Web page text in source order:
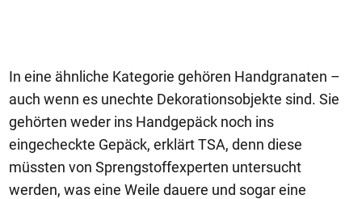
In eine ähnliche Kategorie gehören Handgranaten –
auch wenn es unechte Dekorationsobjekte sind. Sie
gehörten weder ins Handgepäck noch ins
eingecheckte Gepäck, erklärt TSA, denn diese
müssten von Sprengstoffexperten untersucht
werden, was eine Weile dauere und sogar eine